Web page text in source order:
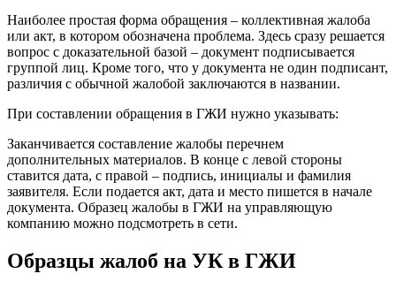
Наиболее простая форма обращения – коллективная жалоба
или акт, в котором обозначена проблема. Здесь сразу решается
вопрос с доказательной базой – документ подписывается
группой лиц. Кроме того, что у документа не один подписант,
различия с обычной жалобой заключаются в названии.
При составлении обращения в ГЖИ нужно указывать:
Заканчивается составление жалобы перечнем
дополнительных материалов. В конце с левой стороны
ставится дата, с правой – подпись, инициалы и фамилия
заявителя. Если подается акт, дата и место пишется в начале
документа. Образец жалобы в ГЖИ на управляющую
компанию можно подсмотреть в сети.
Образцы жалоб на УК в ГЖИ